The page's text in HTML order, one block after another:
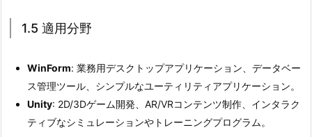
管
2.
4.
2.
4
1.5 適用分野
WinForm: 業務用デスクトップアプリケーション、データベー
ス管理ツール、シンプルなユーティリティアプリケーション。
Unity: 2D/3Dゲーム開発、AR/VRコンテンツ制作、インタラク
ティブなシミュレーションやトレーニングプログラム。